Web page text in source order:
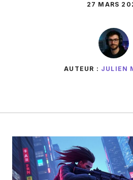
27 MARS
AUTEUR : JULIEN